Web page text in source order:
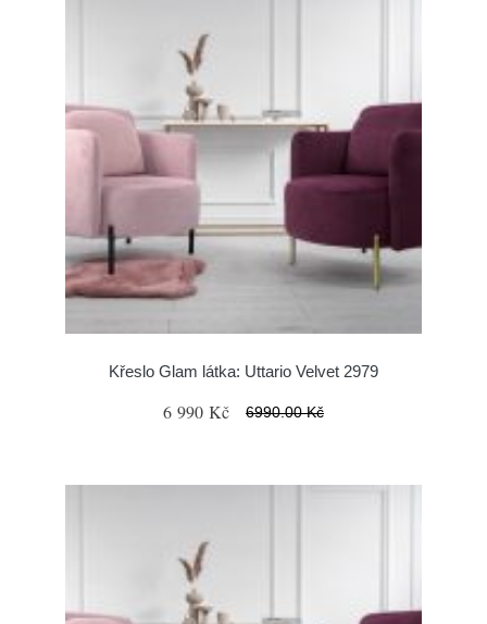
Křeslo Glam látka: Uttario Velvet 2979
6 990 Kč 6990.00 Kč